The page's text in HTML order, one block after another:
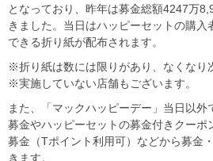
となっており、昨年は募金総額4247万
きました。当日はハッピーセットの購
できる折り紙が配布されます。
※折り紙は数には限りがあり、なくなり
※実施していない店舗もございます。
また、「マックハッピーデー」当日以
募金やハッピーセットの募金付きクーポ
募金（Tポイント利用可）などから募金
きます。